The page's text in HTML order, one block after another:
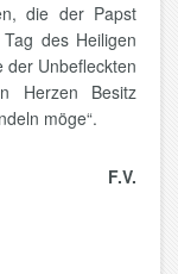
die der Papst
des Heiligen
der Unbefleckten
Herzen Besitz
möge“.
F.V.